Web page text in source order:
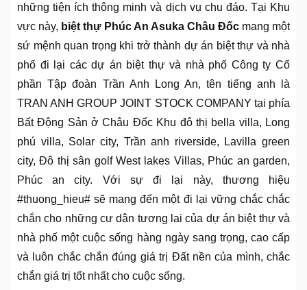
những tiện ích thông minh và dịch vụ chu đáo. Tại Khu
vực này, biệt thự Phúc An Asuka Châu Đốc mang một
sứ mệnh quan trọng khi trở thành dự án biệt thự và nhà
phố đi lại các dự án biệt thự và nhà phố Công ty Cổ
phần Tập đoàn Trần Anh Long An, tên tiếng anh là
TRAN ANH GROUP JOINT STOCK COMPANY tại phía
Bất Động Sản ở Châu Đốc Khu đô thị bella villa, Long
phú villa, Solar city, Trần anh riverside, Lavilla green
city, Đô thị sân golf West lakes Villas, Phúc an garden,
Phúc an city. Với sự đi lại này, thương hiệu
#thuong_hieu# sẽ mang đến một đi lại vững chắc chắc
chắn cho những cư dân tương lai của dự án biệt thự và
nhà phố một cuộc sống hàng ngày sang trọng, cao cấp
và luôn chắc chắn đúng giá trị Đất nền của mình, chắc
chắn giá trị tốt nhất cho cuộc sống.